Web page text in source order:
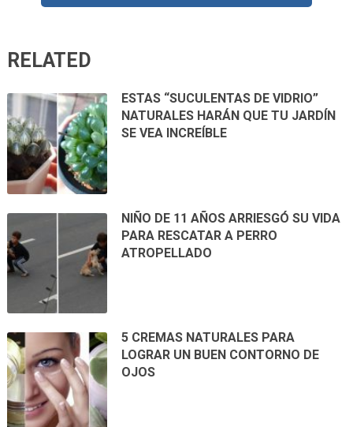
RELATED
ESTAS “SUCULENTAS DE VIDRIO”
NATURALES HARÁN QUE TU JARDÍN
SE VEA INCREÍBLE
NIÑO DE 11 AÑOS ARRIESGÓ SU VIDA
PARA RESCATAR A PERRO
ATROPELLADO
5 CREMAS NATURALES PARA
LOGRAR UN BUEN CONTORNO DE
OJOS